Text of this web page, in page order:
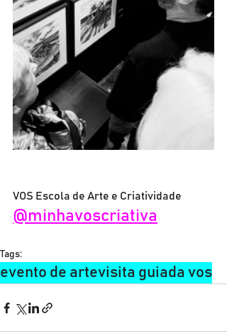
VOS Escola de Arte e Criatividade
@minhavoscriativa
Tags:
evento de artevisita guiada vos